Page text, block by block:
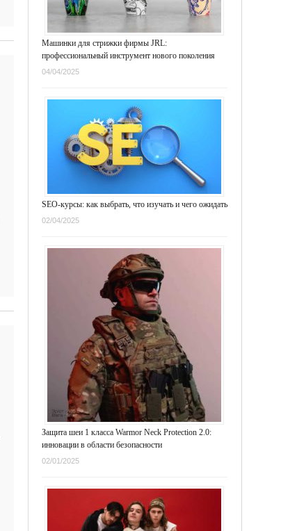
Машинки для стрижки фирмы JRL:
профессиональный инструмент нового поколения
04/04/2025
SEO-курсы: как выбрать, что изучать и чего ожидать
02/04/2025
Защита шеи 1 класса Warmor Neck Protection 2.0:
инновации в области безопасности
02/01/2025